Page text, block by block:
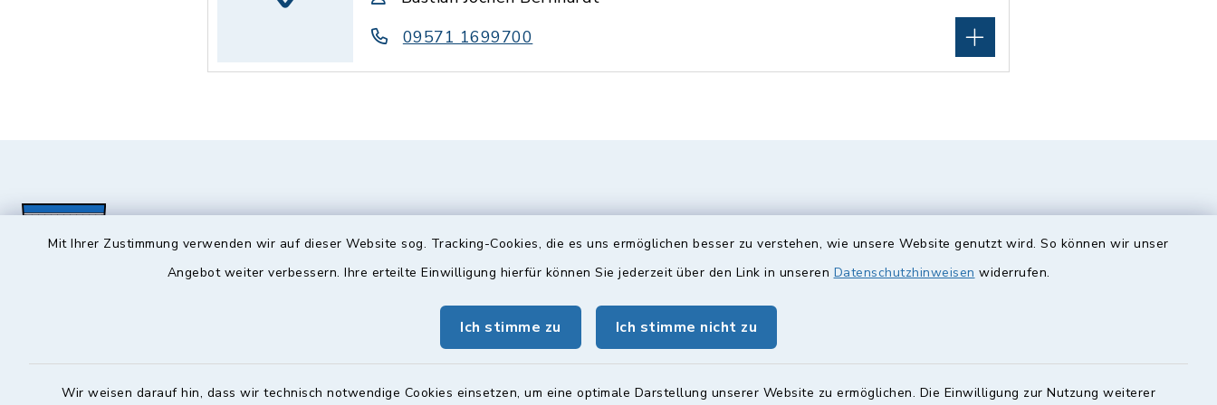
Mit Ihrer Zustimmung verwenden wir auf dieser Website sog. Tracking-Cookies, die es uns ermöglichen besser zu verstehen, wie unsere Website genutzt wird. So können wir unser
Angebot weiter verbessern. Ihre erteilte Einwilligung hierfür können Sie jederzeit über den Link in unseren Datenschutzhinweisen widerrufen.
Ich stimme zu Ich stimme nicht zu
Wir weisen darauf hin, dass wir technisch notwendige Cookies einsetzen, um eine optimale Darstellung unserer Website zu ermöglichen. Die Einwilligung zur Nutzung weiterer
09571 1699700
Rathausstraße 1
Öffnungszeiten
Montag, Mittwoch und Freitag:
Bürgersprechstunde
Sprechstunde:
Landkreis Lichtenfels